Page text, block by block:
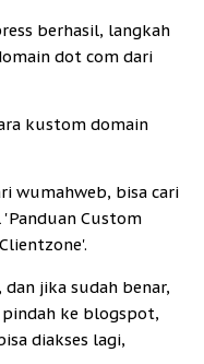
berhasil, langkah
dot com dari
kustom domain
wumahweb, bisa cari
Custom
jika sudah benar,
ke blogspot,
diakses lagi,